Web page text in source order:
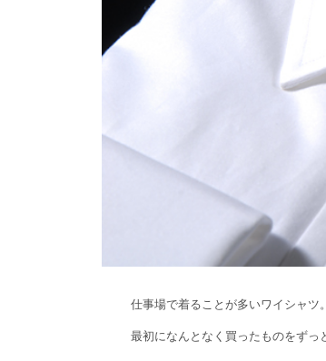
仕事場で着ることが多いワイシャツ。
最初になんとなく買ったものをずっ